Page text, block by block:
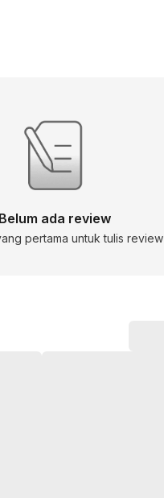
Belum ada review
pertama untuk tulis review